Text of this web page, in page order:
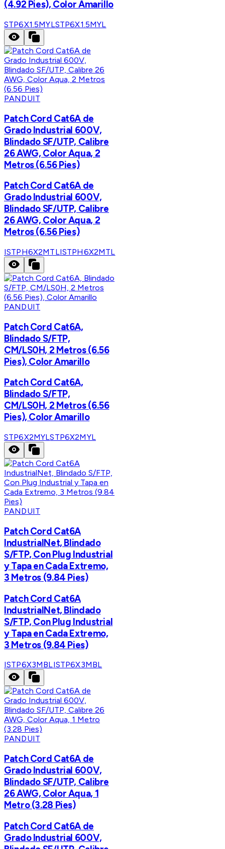
(4.92 Pies), Color Amarillo
STP6X1.5MYLSTP6X1.5MYL
PANDUIT
Patch Cord Cat6A de
Grado Industrial 600V,
Blindado SF/UTP, Calibre
26 AWG, Color Aqua, 2
Metros (6.56 Pies)
Patch Cord Cat6A de
Grado Industrial 600V,
Blindado SF/UTP, Calibre
26 AWG, Color Aqua, 2
Metros (6.56 Pies)
ISTPH6X2MTLISTPH6X2MTL
PANDUIT
Patch Cord Cat6A,
Blindado S/FTP,
CM/LS0H, 2 Metros (6.56
Pies), Color Amarillo
Patch Cord Cat6A,
Blindado S/FTP,
CM/LS0H, 2 Metros (6.56
Pies), Color Amarillo
STP6X2MYLSTP6X2MYL
PANDUIT
Patch Cord Cat6A
IndustrialNet, Blindado
S/FTP, Con Plug Industrial
y Tapa en Cada Extremo,
3 Metros (9.84 Pies)
Patch Cord Cat6A
IndustrialNet, Blindado
S/FTP, Con Plug Industrial
y Tapa en Cada Extremo,
3 Metros (9.84 Pies)
ISTP6X3MBLISTP6X3MBL
PANDUIT
Patch Cord Cat6A de
Grado Industrial 600V,
Blindado SF/UTP, Calibre
26 AWG, Color Aqua, 1
Metro (3.28 Pies)
Patch Cord Cat6A de
Grado Industrial 600V,